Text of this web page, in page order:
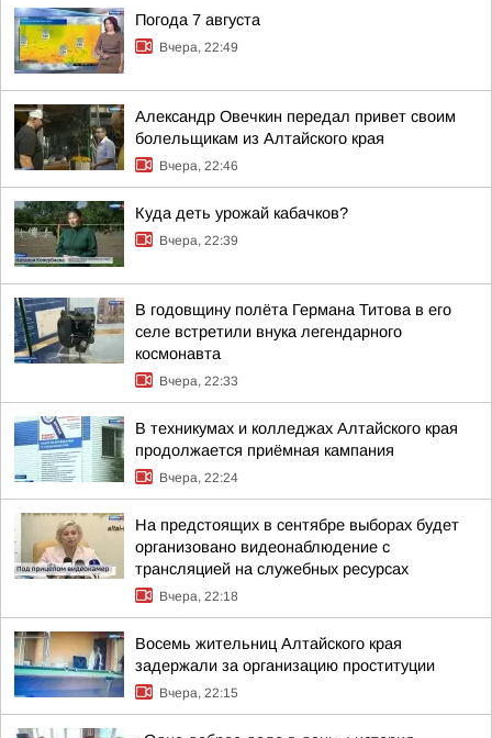
Погода 7 августа
Вчера, 22:49
Александр Овечкин передал привет своим
болельщикам из Алтайского края
Вчера, 22:46
Куда деть урожай кабачков?
Вчера, 22:39
В годовщину полёта Германа Титова в его
селе встретили внука легендарного
космонавта
Вчера, 22:33
В техникумах и колледжах Алтайского края
продолжается приёмная кампания
Вчера, 22:24
На предстоящих в сентябре выборах будет
организовано видеонаблюдение с
трансляцией на служебных ресурсах
Вчера, 22:18
Восемь жительниц Алтайского края
задержали за организацию проституции
Вчера, 22:15